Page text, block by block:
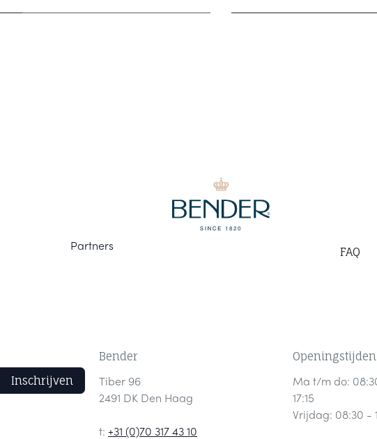
Inschrijven
Bender
Tiber 96
2491 DK Den Haag
t: +31 (0)70 317 43 10
Openingstijden
Ma t/m do:
17:15
Vrijdag: 08:30 -
Partners FAQ